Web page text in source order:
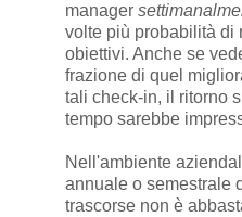
manager
volte più probabilità di
obiettivi. Anche se
frazione di quel
tali check-in, il ritorno
tempo sarebbe
Nell'ambiente
annuale o semestrale
trascorse non è